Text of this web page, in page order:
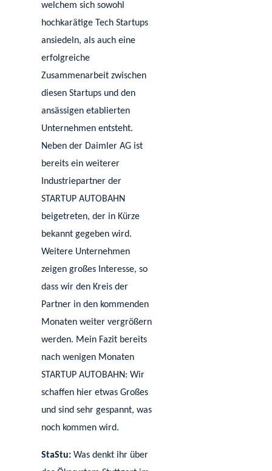
welchem sich sowohl
hochkarätige Tech Startups
ansiedeln, als auch eine
erfolgreiche
Zusammenarbeit zwischen
diesen Startups und den
ansässigen etablierten
Unternehmen entsteht.
Neben der Daimler AG ist
bereits ein weiterer
Industriepartner der
STARTUP AUTOBAHN
beigetreten, der in Kürze
bekannt gegeben wird.
Weitere Unternehmen
zeigen großes Interesse, so
dass wir den Kreis der
Partner in den kommenden
Monaten weiter vergrößern
werden. Mein Fazit bereits
nach wenigen Monaten
STARTUP AUTOBAHN: Wir
schaffen hier etwas Großes
und sind sehr gespannt, was
noch kommen wird.
StaStu:Was denkt ihr über